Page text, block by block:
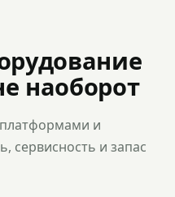
наоборот
и
сервисность и запас